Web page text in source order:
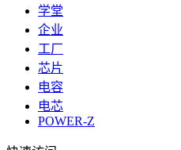
学堂
企业
工厂
芯片
电容
电芯
POWER-Z